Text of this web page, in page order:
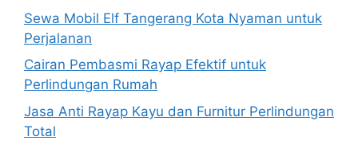
Sewa Mobil Elf Tangerang Kota Nyaman untuk
Perjalanan
Cairan Pembasmi Rayap Efektif untuk
Perlindungan Rumah
Jasa Anti Rayap Kayu dan Furnitur Perlindungan
Total